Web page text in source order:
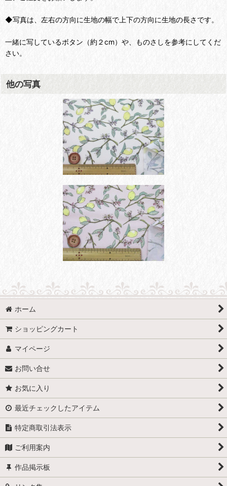
◆写真は、左右の方向に生地の幅で上下の方向に生地の長さです。
一緒に写しているボタン（約２cm）や、ものさしを参考にしてくだ
さい。
他の写真
ホーム
ショッピングカート
マイページ
お問い合せ
お気に入り
最近チェックしたアイテム
特定商取引法表示
ご利用案内
作品掲示板